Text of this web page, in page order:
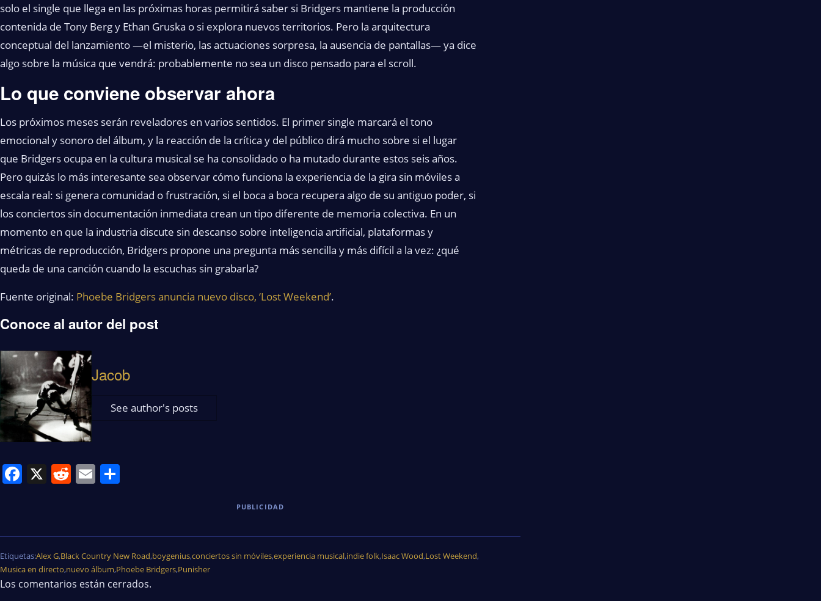
solo el single que llega en las próximas horas permitirá saber si Bridgers mantiene la producción
contenida de Tony Berg y Ethan Gruska o si explora nuevos territorios. Pero la arquitectura
conceptual del lanzamiento —el misterio, las actuaciones sorpresa, la ausencia de pantallas— ya dice
algo sobre la música que vendrá: probablemente no sea un disco pensado para el scroll.
Lo que conviene observar ahora
Los próximos meses serán reveladores en varios sentidos. El primer single marcará el tono
emocional y sonoro del álbum, y la reacción de la crítica y del público dirá mucho sobre si el lugar
que Bridgers ocupa en la cultura musical se ha consolidado o ha mutado durante estos seis años.
Pero quizás lo más interesante sea observar cómo funciona la experiencia de la gira sin móviles a
escala real: si genera comunidad o frustración, si el boca a boca recupera algo de su antiguo poder, si
los conciertos sin documentación inmediata crean un tipo diferente de memoria colectiva. En un
momento en que la industria discute sin descanso sobre inteligencia artificial, plataformas y
métricas de reproducción, Bridgers propone una pregunta más sencilla y más difícil a la vez: ¿qué
queda de una canción cuando la escuchas sin grabarla?
Fuente original: Phoebe Bridgers anuncia nuevo disco, ‘Lost Weekend’.
Conoce al autor del post
Jacob
See author's posts
Facebook
X Reddit
Email
PUBLICIDAD
Etiquetas:Alex G,Black Country New Road,boygenius,conciertos sin móviles,experiencia musical,indie folk,Isaac Wood,Lost Weekend,
Musica en directo,nuevo álbum,Phoebe Bridgers,Punisher
Los comentarios están cerrados.